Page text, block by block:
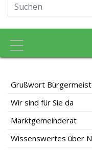
Toggle navigation
Grußwort
Wir sind für Sie da
Marktgemeinderat
Wissenswertes über